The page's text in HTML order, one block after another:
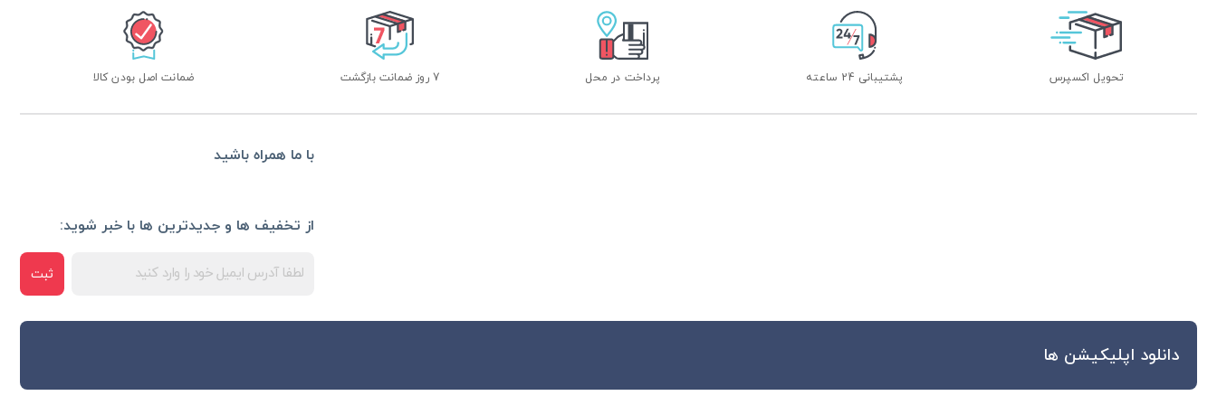
تحویل اکسپرس پشتیبانی 24 ساعته پرداخت در محل 7 روز ضمانت بازگشت ضمانت اصل بودن کالا
از تخفیف ها و جدیدترین ها با خبر شوید:
ثبت
با ما همراه باشید
دانلود اپلیکیشن ها